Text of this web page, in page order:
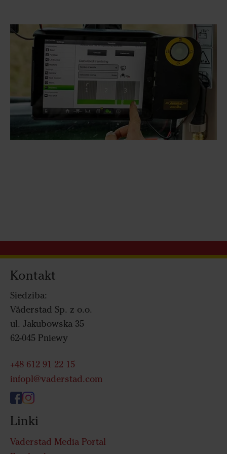
Kontakt
Siedziba:
Väderstad Sp. z o.o.
ul. Jakubowska 35
62-045 Pniewy
+48 612 91 22 15
infopl@vaderstad.com
Linki
Vaderstad Media Portal